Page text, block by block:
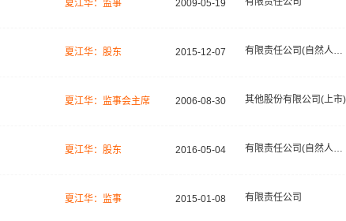
夏江华：监事 2009-05-19
夏江华：股东 2015-12-07 有限责任公司(自然人投资或控股)
夏江华：监事会主席 2006-08-30 其他股份有限公司(上市)
夏江华：股东 2016-05-04 有限责任公司(自然人投资或控股的法人独资)
夏江华：监事 2015-01-08 有限责任公司